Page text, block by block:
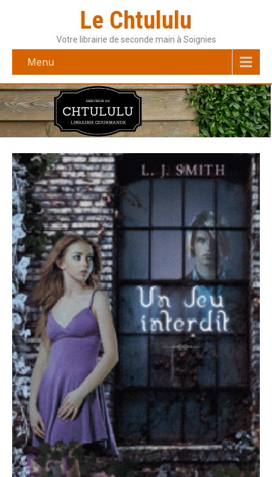
Le Chtululu
Votre librairie de seconde main à Soignies
Menu